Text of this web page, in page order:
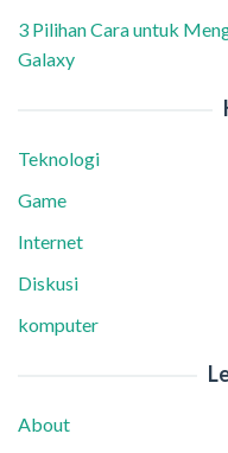
3 Pilihan Cara untuk
Galaxy
Teknologi
Game
Internet
Diskusi
komputer
About